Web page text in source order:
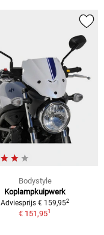
Bodystyle
Koplampkuipwerk
Adviesprijs € 159,952
€ 151,951